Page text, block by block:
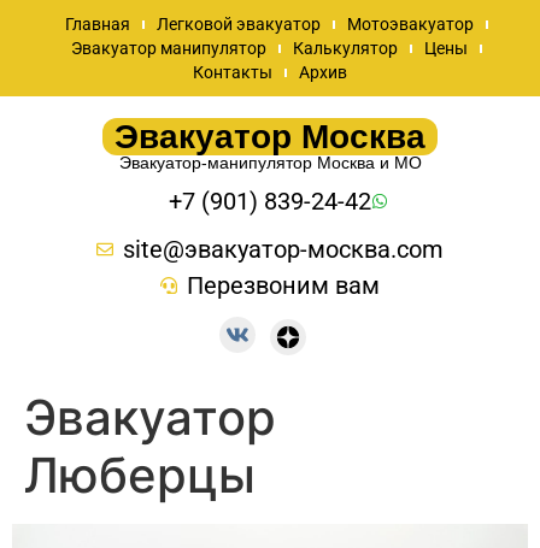
Главная Легковой эвакуатор
Мотоэвакуатор
Эвакуатор манипулятор
Калькулятор
Цены
Контакты
Архив
Эвакуатор Москва
Эвакуатор-манипулятор Москва и МО
+7 (901) 839-24-42
site@эвакуатор-москва.com
Перезвоним вам
Эвакуатор
Люберцы